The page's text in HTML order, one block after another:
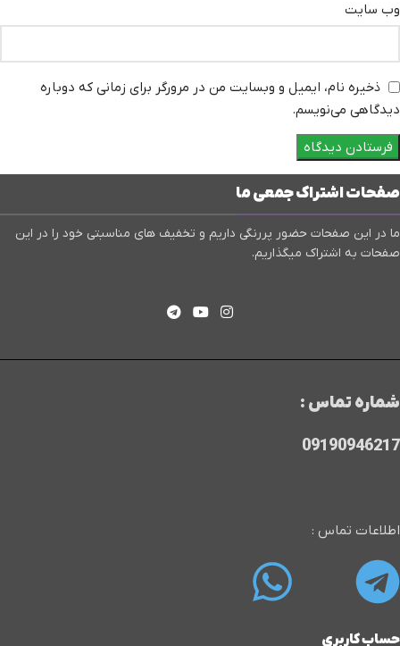
وب‌ سایت
ذخیره نام، ایمیل و وبسایت من در مرورگر برای زمانی که دوباره
دیدگاهی می‌نویسم.
صفحات اشتراک جمعی ما
ما در این صفحات حضور پررنگی داریم و تخفیف های مناسبتی خود را در این
صفحات به اشتراک میگذاریم.
شماره تماس :
09190946217
اطلاعات تماس :
حساب کاربری